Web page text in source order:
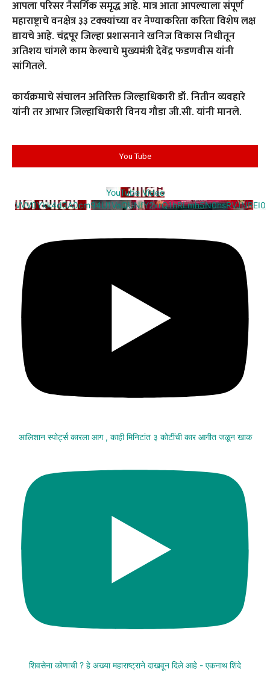
आपला परिसर नैसर्गिक समृद्ध आहे. मात्र आता आपल्याला संपूर्ण
महाराष्ट्राचे वनक्षेत्र ३३ टक्क्यांच्या वर नेण्याकरिता करिता विशेष लक्ष
द्यायचे आहे. चंद्रपूर जिल्हा प्रशासनाने खनिज विकास निधीतून
अतिशय चांगले काम केल्याचे मुख्यमंत्री देवेंद्र फडणवीस यांनी
सांगितले.
कार्यक्रमाचे संचालन अतिरिक्त जिल्हाधिकारी डॉ. नितीन व्यवहारे
यांनी तर आभार जिल्हाधिकारी विनय गौडा जी.सी. यांनी मानले.
You Tube
YouTube Video
VVV0Ykk4d3A0cm94U1VaQUNfY2xrQ1hRLmh5N0hsRVJNREI0
आलिशान स्पोर्ट्स कारला आग , काही मिनिटांत ३ कोटींची कार आगीत जळून खाक
शिवसेना कोणाची ? हे अख्या महाराष्ट्राने दाखवून दिले आहे - एकनाथ शिंदे